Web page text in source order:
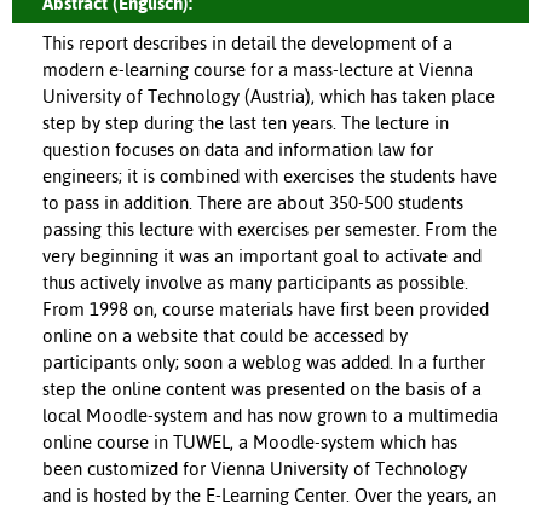
This report describes in detail the development of a
modern e-learning course for a mass-lecture at Vienna
University of Technology (Austria), which has taken place
step by step during the last ten years. The lecture in
question focuses on data and information law for
engineers; it is combined with exercises the students have
to pass in addition. There are about 350-500 students
passing this lecture with exercises per semester. From the
very beginning it was an important goal to activate and
thus actively involve as many participants as possible.
From 1998 on, course materials have first been provided
online on a website that could be accessed by
participants only; soon a weblog was added. In a further
step the online content was presented on the basis of a
local Moodle-system and has now grown to a multimedia
online course in TUWEL, a Moodle-system which has
been customized for Vienna University of Technology
and is hosted by the E-Learning Center. Over the years, an